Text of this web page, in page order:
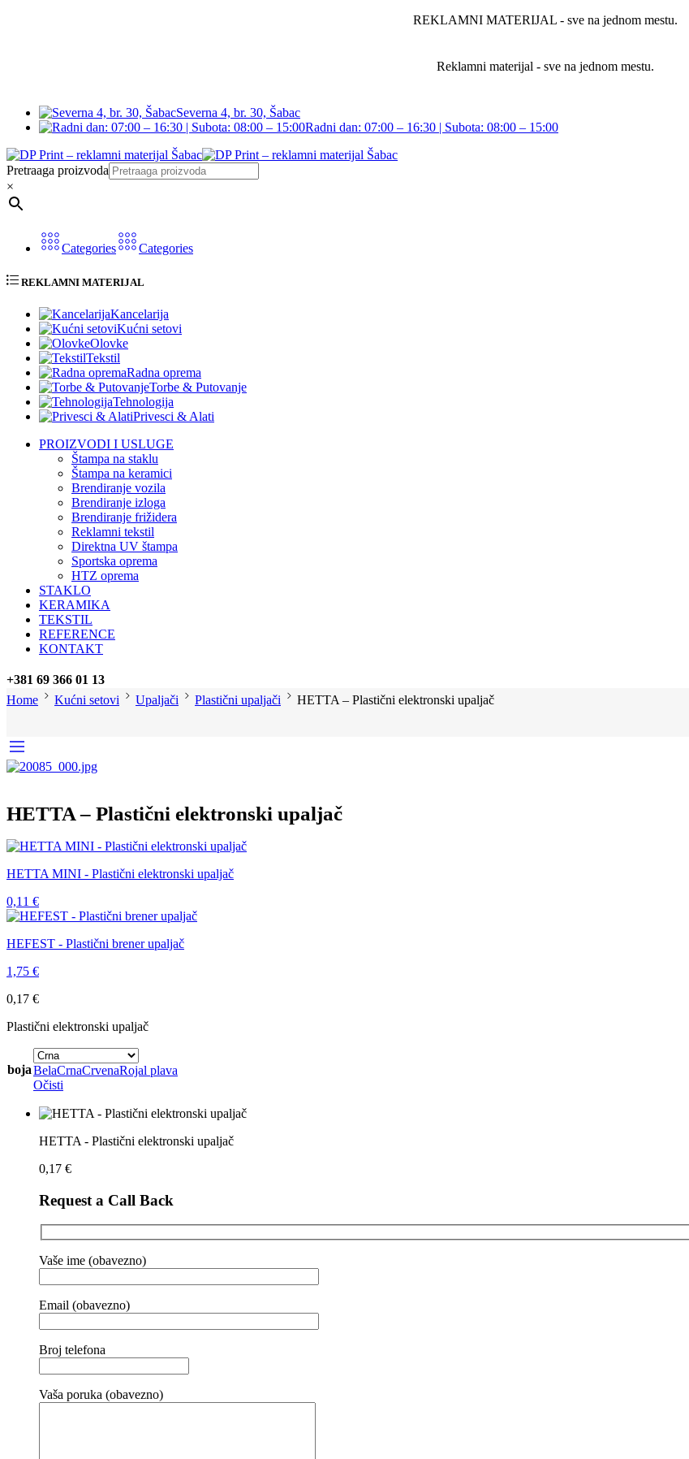
REKLAMNI MATERIJAL - sve na jednom mestu.
Reklamni materijal - sve na jednom mestu.
Severna 4, br. 30, Šabac
Radni dan: 07:00 – 16:30 | Subota: 08:00 – 15:00
Pretraaga proizvoda
×
Categories Categories
REKLAMNI MATERIJAL
Kancelarija
Kućni setovi
Olovke
Tekstil
Radna oprema
Torbe & Putovanje
Tehnologija
Privesci & Alati
PROIZVODI I USLUGE
Štampa na staklu
Štampa na keramici
Brendiranje vozila
Brendiranje izloga
Brendiranje frižidera
Reklamni tekstil
Direktna UV štampa
Sportska oprema
HTZ oprema
STAKLO
KERAMIKA
TEKSTIL
REFERENCE
KONTAKT
+381 69 366 01 13
Home
Kućni setovi Upaljači Plastični upaljači HETTA – Plastični elektronski upaljač
HETTA – Plastični elektronski upaljač
HETTA MINI - Plastični elektronski upaljač
0,11 €
HEFEST - Plastični brener upaljač
1,75 €
0,17 €
Plastični elektronski upaljač
bojaBelaCrnaCrvenaRojal plava
Očisti
HETTA - Plastični elektronski upaljač
0,17 €
Request a Call Back
Vaše ime (obavezno)
Email (obavezno)
Broj telefona
Vaša poruka (obavezno)